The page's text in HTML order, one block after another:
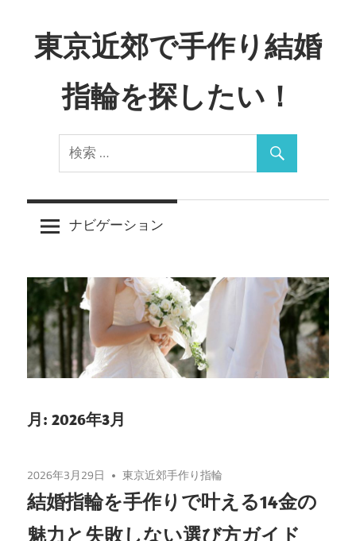
ン
テ
ッ
東京近郊で手作り結婚
指輪を探したい！
another
WordPress
site
ナビゲーション
月: 2026年3月
2026年3月29日 東京近郊手作り指輪
結婚指輪を手作りで叶える14金の
魅力と失敗しない選び方ガイド